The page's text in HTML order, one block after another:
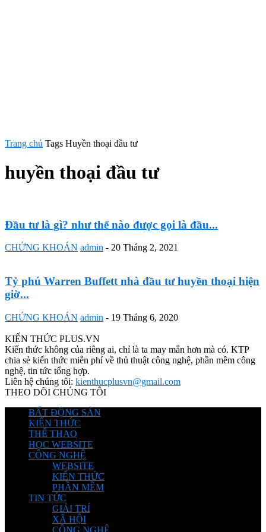
Trang chủ Tags Huyền thoại đầu tư
huyền thoại đầu tư
Đầu tư là gì? như thế nào được gọi là đầu...
CHỨNG KHOÁN admin - 20 Tháng 2, 2021
Tỷ phú Warren Buffett nhà đầu tư huyền thoại hiện
giờ...
CHỨNG KHOÁN admin - 19 Tháng 6, 2020
KIẾN THỨC PLUS.VN
Kiến thức không của riêng ai, chỉ là ta may mắn hơn mà có. KTP
chia sẻ kiến thức miễn phí về thủ thuật công nghệ, phần mềm công
nghệ, tin tức tổng hợp.
Liên hệ chúng tôi: kienthucplusvn@gmail.com
THEO DÕI CHÚNG TÔI
BẤT ĐỘNG SẢN
KIẾN THỨC
THỂ THAO
HỌC WEBSITE
CÔNG NGHỆ
WEBSITE
KIẾN THỨC
PHẦN MỀM
TIN TỨC
GIẢI TRÍ
XÃ HỘI
CÔNG NGHỆ